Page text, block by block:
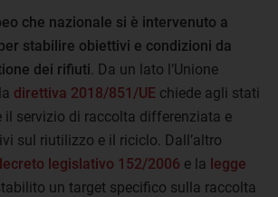
che nazionale si è intervenuto a
stabilire obiettivi e condizioni da
dei rifiuti . Da un lato l’Unione
direttiva 2018/851/UE chiede agli stati
il servizio di raccolta differenziata e
sul riutilizzo e il riciclo. Dall’altro
legislativo 152/2006 e la legge
un target specifico sulla raccolta